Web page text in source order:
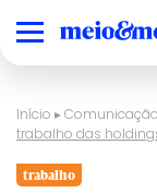
Início ▸Comunicação
trabalho das
trabalho